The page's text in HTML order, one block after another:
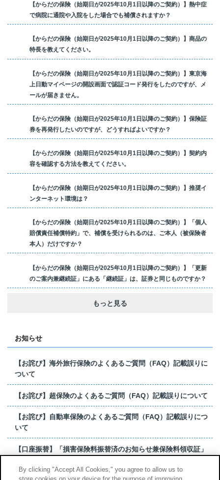
【からだの保険（始期日が2025年10月1日以降のご契約）】熱中症
で病院に通院や入院をした場合でも補償されますか？
【からだの保険（始期日が2025年10月1日以降のご契約）】商品の
特長を教えてください。
【からだの保険（始期日が2025年10月1日以降のご契約）】東京海
上日動マイページの開設画面で認証コード発行をしたのですが、メ
ールが届きません。
【からだの保険（始期日が2025年10月1日以降のご契約）】保険証
券を再発行したいのですが、どうすればよいですか？
【からだの保険（始期日が2025年10月1日以降のご契約）】契約内
容を確認する方法を教えてください。
【からだの保険（始期日が2025年10月1日以降のご契約）】推奨イ
ンターネット環境は？
【からだの保険（始期日が2025年10月1日以降のご契約）】「個人
賠償責任補償特約」で、補償を受けられるのは、ご本人（被保険者
本人）だけですか？
【からだの保険（始期日が2025年10月1日以降のご契約）】「更新
のご案内兼継続証」にある「継続証」は、証券と同じものですか？
もっと見る
お知らせ
【お詫び】海外旅行保険のよくあるご質問（FAQ）記載誤りに
ついて
【お詫び】超保険のよくあるご質問（FAQ）記載誤りについて
【お詫び】自動車保険のよくあるご質問（FAQ）記載誤りにつ
いて
【口座振替】「損害保険料振替済のお知らせ兼保険料領収証」
By clicking "Accept All Cookies," you agree to allow us to